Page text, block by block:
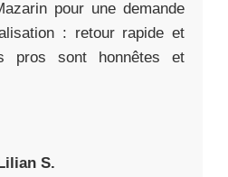
pour une demande
: retour rapide et
pros sont honnêtes et
S.